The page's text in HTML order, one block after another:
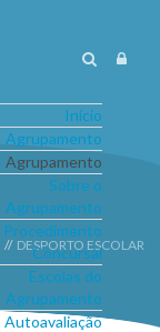
Início
Agrupamento
Agrupamento
Sobre o
Agrupamento
Procedimento
Concursal
Escolas do
Agrupamento
Autoavaliação
// DESPORTO ESCOLAR